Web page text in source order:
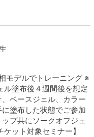
モデルでトレーニング ※
ル塗布後４週間後を想定
ベースジェル、カラー
塗布した状態でご参加
プ共にソークオフジェ
ット対象セミナー】